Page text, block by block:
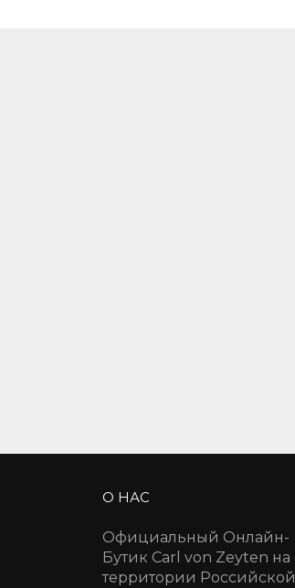
О НАС
Официальный Онлайн-
Бутик Carl von Zeyten на
территории Российской